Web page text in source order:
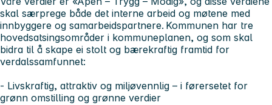
skal særprege både det interne arbeid og møtene med
innbyggere og samarbeidspartnere. Kommunen har tre
hovedsatsingsområder i kommuneplanen, og som skal
bidra til å skape ei stolt og bærekraftig framtid for
verdalssamfunnet:
- Livskraftig, attraktiv og miljøvennlig – i førersetet for
grønn omstilling og grønne verdier